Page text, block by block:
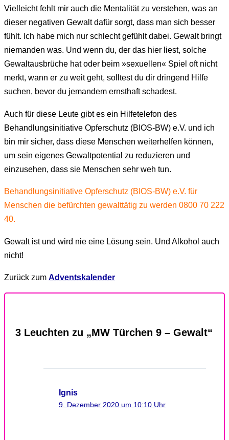
Vielleicht fehlt mir auch die Mentalität zu verstehen, was an
dieser negativen Gewalt dafür sorgt, dass man sich besser
fühlt. Ich habe mich nur schlecht gefühlt dabei. Gewalt bringt
niemanden was. Und wenn du, der das hier liest, solche
Gewaltausbrüche hat oder beim »sexuellen« Spiel oft nicht
merkt, wann er zu weit geht, solltest du dir dringend Hilfe
suchen, bevor du jemandem ernsthaft schadest.
Auch für diese Leute gibt es ein Hilfetelefon des
Behandlungsinitiative Opferschutz (BIOS-BW) e.V. und ich
bin mir sicher, dass diese Menschen weiterhelfen können,
um sein eigenes Gewaltpotential zu reduzieren und
einzusehen, dass sie Menschen sehr weh tun.
Behandlungsinitiative Opferschutz (BIOS-BW) e.V. für
Menschen die befürchten gewalttätig zu werden 0800 70 222
40.
Gewalt ist und wird nie eine Lösung sein. Und Alkohol auch
nicht!
Zurück zum Adventskalender
3 Leuchten zu „MW Türchen 9 – Gewalt“
Ignis
9. Dezember 2020 um 10:10 Uhr